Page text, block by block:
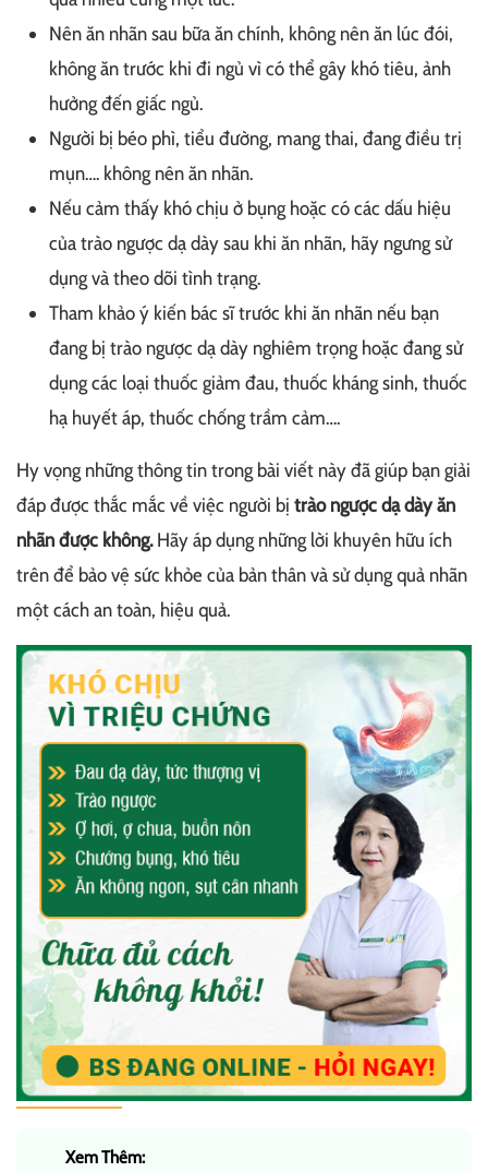
Nên ăn nhãn sau bữa ăn chính, không nên ăn lúc đói,
không ăn trước khi đi ngủ vì có thể gây khó tiêu, ảnh
hưởng đến giấc ngủ.
Người bị béo phì, tiểu đường, mang thai, đang điều trị
mụn…. không nên ăn nhãn.
Nếu cảm thấy khó chịu ở bụng hoặc có các dấu hiệu
của trào ngược dạ dày sau khi ăn nhãn, hãy ngưng sử
dụng và theo dõi tình trạng.
Tham khảo ý kiến bác sĩ trước khi ăn nhãn nếu bạn
đang bị trào ngược dạ dày nghiêm trọng hoặc đang sử
dụng các loại thuốc giảm đau, thuốc kháng sinh, thuốc
hạ huyết áp, thuốc chống trầm cảm….
Hy vọng những thông tin trong bài viết này đã giúp bạn giải
đáp được thắc mắc về việc người bị trào ngược dạ dày ăn
nhãn được không.Hãy áp dụng những lời khuyên hữu ích
trên để bảo vệ sức khỏe của bản thân và sử dụng quả nhãn
một cách an toàn, hiệu quả.
Xem Thêm: